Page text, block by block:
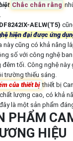
Chắc chắn rằng
AELW(T5)
hiện đại được ứng
này cũng có khả năng
số với công nghệ
đêm tối. Công nghệ
trường thiếu sáng.
của thiết bị thiết bị
lượng cao, có khả
là một sản phẩm
PHẨM
HIỆU